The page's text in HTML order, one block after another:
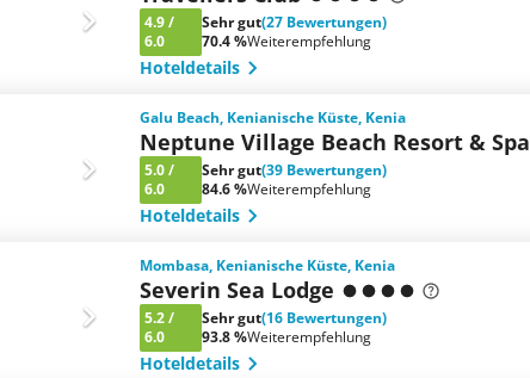
4.9/
6.0
Sehr gut(27 Bewertungen)
70.4 %Weiterempfehlung
Hoteldetails
Galu Beach, Kenianische Küste, Kenia
Neptune Village Beach Resort & Spa
5.0/
6.0
Sehr gut(39 Bewertungen)
84.6 %Weiterempfehlung
Hoteldetails
Mombasa, Kenianische Küste, Kenia
Severin Sea Lodge
5.2/
6.0
Sehr gut(16 Bewertungen)
93.8 %Weiterempfehlung
Hoteldetails